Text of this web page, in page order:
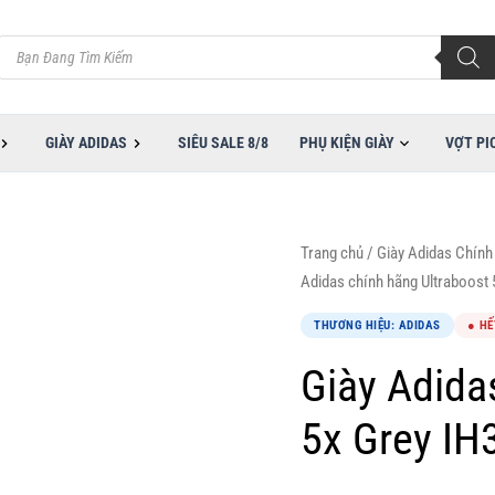
Tìm
kiếm
sản
GIÀY ADIDAS SIÊU SALE 8/8 PHỤ KIỆN GIÀY VỢT
Trang chủ/ Giày Adidas
Adidas chính hãng Ultraboost
THƯƠNG HIỆU: ADIDAS ●
Giày
5x Grey